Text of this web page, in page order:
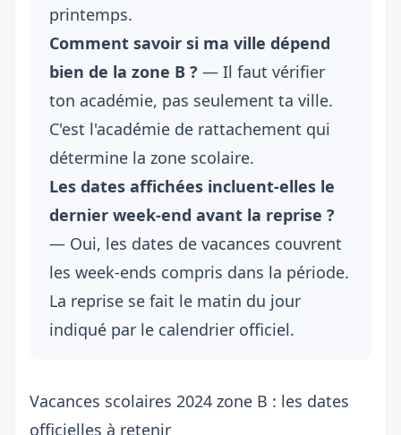
printemps.
Comment savoir si ma ville dépend
bien de la zone B ? — Il faut vérifier
ton académie, pas seulement ta ville.
C'est l'académie de rattachement qui
détermine la zone scolaire.
Les dates affichées incluent-elles le
dernier week-end avant la reprise ?
— Oui, les dates de vacances couvrent
les week-ends compris dans la période.
La reprise se fait le matin du jour
indiqué par le calendrier officiel.
Vacances scolaires 2024 zone B : les dates
officielles à retenir